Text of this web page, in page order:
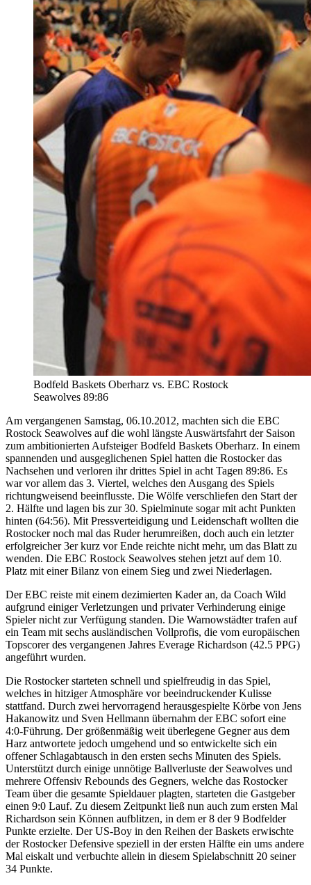
Bodfeld Baskets Oberharz vs. EBC Rostock
Seawolves 89:86
Am vergangenen Samstag, 06.10.2012, machten sich die EBC
Rostock Seawolves auf die wohl längste Auswärtsfahrt der Saison
zum ambitionierten Aufsteiger Bodfeld Baskets Oberharz. In einem
spannenden und ausgeglichenen Spiel hatten die Rostocker das
Nachsehen und verloren ihr drittes Spiel in acht Tagen 89:86. Es
war vor allem das 3. Viertel, welches den Ausgang des Spiels
richtungweisend beeinflusste. Die Wölfe verschliefen den Start der
2. Hälfte und lagen bis zur 30. Spielminute sogar mit acht Punkten
hinten (64:56). Mit Pressverteidigung und Leidenschaft wollten die
Rostocker noch mal das Ruder herumreißen, doch auch ein letzter
erfolgreicher 3er kurz vor Ende reichte nicht mehr, um das Blatt zu
wenden. Die EBC Rostock Seawolves stehen jetzt auf dem 10.
Platz mit einer Bilanz von einem Sieg und zwei Niederlagen.
Der EBC reiste mit einem dezimierten Kader an, da Coach Wild
aufgrund einiger Verletzungen und privater Verhinderung einige
Spieler nicht zur Verfügung standen. Die Warnowstädter trafen auf
ein Team mit sechs ausländischen Vollprofis, die vom europäischen
Topscorer des vergangenen Jahres Everage Richardson (42.5 PPG)
angeführt wurden.
Die Rostocker starteten schnell und spielfreudig in das Spiel,
welches in hitziger Atmosphäre vor beeindruckender Kulisse
stattfand. Durch zwei hervorragend herausgespielte Körbe von Jens
Hakanowitz und Sven Hellmann übernahm der EBC sofort eine
4:0-Führung. Der größenmäßig weit überlegene Gegner aus dem
Harz antwortete jedoch umgehend und so entwickelte sich ein
offener Schlagabtausch in den ersten sechs Minuten des Spiels.
Unterstützt durch einige unnötige Ballverluste der Seawolves und
mehrere Offensiv Rebounds des Gegners, welche das Rostocker
Team über die gesamte Spieldauer plagten, starteten die Gastgeber
einen 9:0 Lauf. Zu diesem Zeitpunkt ließ nun auch zum ersten Mal
Richardson sein Können aufblitzen, in dem er 8 der 9 Bodfelder
Punkte erzielte. Der US-Boy in den Reihen der Baskets erwischte
der Rostocker Defensive speziell in der ersten Hälfte ein ums andere
Mal eiskalt und verbuchte allein in diesem Spielabschnitt 20 seiner
34 Punkte.